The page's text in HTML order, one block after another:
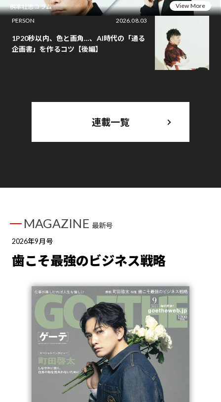
桝本壮志コラム
View More
PERSON
2026.08.03
1P20秒以内、色と画角…、AI時代の「通る
企画書」を作るコツ【後編】
連載一覧
MAGAZINE 最新号
2026年9月号
歯こそ最強のビジネス戦略